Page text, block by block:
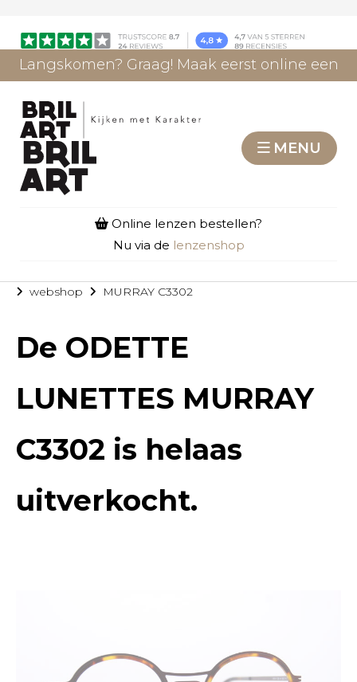
Langskomen? Graag! Maak eerst online een
MENU
Online lenzen bestellen?
Nu via de lenzenshop
webshop MURRAY C3302
De ODETTE
LUNETTES MURRAY
C3302 is helaas
uitverkocht.